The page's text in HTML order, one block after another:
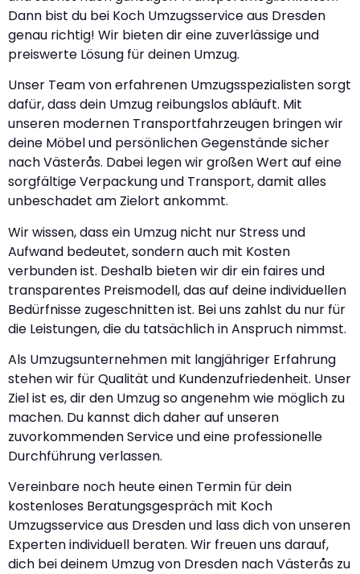
Dann bist du bei Koch Umzugsservice aus Dresden
genau richtig! Wir bieten dir eine zuverlässige und
preiswerte Lösung für deinen Umzug.
Unser Team von erfahrenen Umzugsspezialisten sorgt
dafür, dass dein Umzug reibungslos abläuft. Mit
unseren modernen Transportfahrzeugen bringen wir
deine Möbel und persönlichen Gegenstände sicher
nach Västerås. Dabei legen wir großen Wert auf eine
sorgfältige Verpackung und Transport, damit alles
unbeschadet am Zielort ankommt.
Wir wissen, dass ein Umzug nicht nur Stress und
Aufwand bedeutet, sondern auch mit Kosten
verbunden ist. Deshalb bieten wir dir ein faires und
transparentes Preismodell, das auf deine individuellen
Bedürfnisse zugeschnitten ist. Bei uns zahlst du nur für
die Leistungen, die du tatsächlich in Anspruch nimmst.
Als Umzugsunternehmen mit langjähriger Erfahrung
stehen wir für Qualität und Kundenzufriedenheit. Unser
Ziel ist es, dir den Umzug so angenehm wie möglich zu
machen. Du kannst dich daher auf unseren
zuvorkommenden Service und eine professionelle
Durchführung verlassen.
Vereinbare noch heute einen Termin für dein
kostenloses Beratungsgespräch mit Koch
Umzugsservice aus Dresden und lass dich von unseren
Experten individuell beraten. Wir freuen uns darauf,
dich bei deinem Umzug von Dresden nach Västerås zu